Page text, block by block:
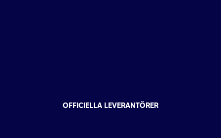
OFFICIELLA LEVERANTÖRER